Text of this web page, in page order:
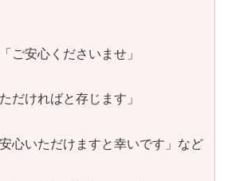
ご安心くださいませ」
だければと存じます」
心いただけますと幸いです」など